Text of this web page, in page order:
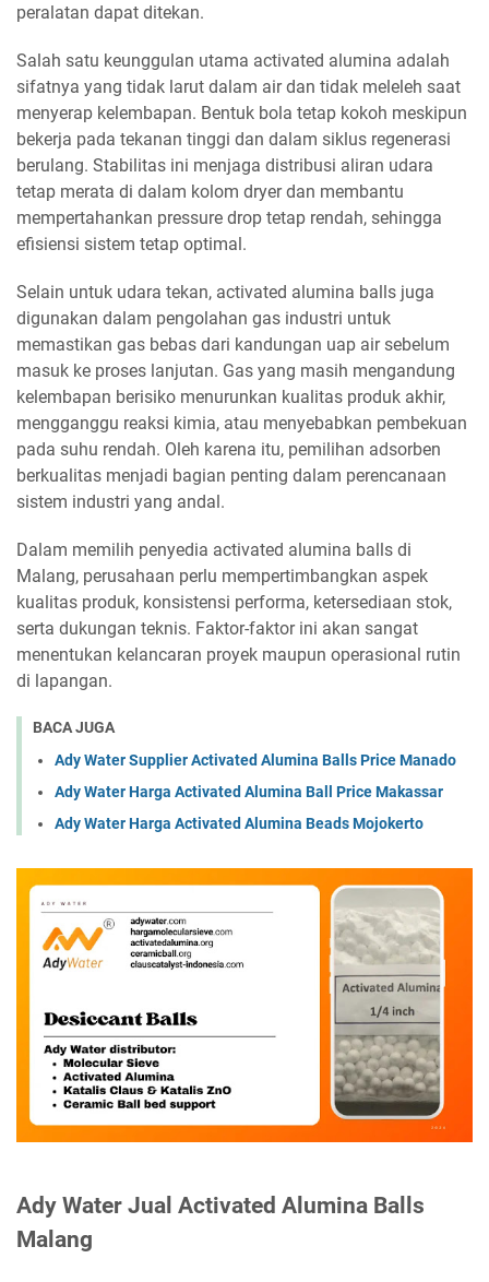
peralatan dapat ditekan.
Salah satu keunggulan utama activated alumina adalah
sifatnya yang tidak larut dalam air dan tidak meleleh saat
menyerap kelembapan. Bentuk bola tetap kokoh meskipun
bekerja pada tekanan tinggi dan dalam siklus regenerasi
berulang. Stabilitas ini menjaga distribusi aliran udara
tetap merata di dalam kolom dryer dan membantu
mempertahankan pressure drop tetap rendah, sehingga
efisiensi sistem tetap optimal.
Selain untuk udara tekan, activated alumina balls juga
digunakan dalam pengolahan gas industri untuk
memastikan gas bebas dari kandungan uap air sebelum
masuk ke proses lanjutan. Gas yang masih mengandung
kelembapan berisiko menurunkan kualitas produk akhir,
mengganggu reaksi kimia, atau menyebabkan pembekuan
pada suhu rendah. Oleh karena itu, pemilihan adsorben
berkualitas menjadi bagian penting dalam perencanaan
sistem industri yang andal.
Dalam memilih penyedia activated alumina balls di
Malang, perusahaan perlu mempertimbangkan aspek
kualitas produk, konsistensi performa, ketersediaan stok,
serta dukungan teknis. Faktor-faktor ini akan sangat
menentukan kelancaran proyek maupun operasional rutin
di lapangan.
BACA JUGA
Ady Water Supplier Activated Alumina Balls Price Manado
Ady Water Harga Activated Alumina Ball Price Makassar
Ady Water Harga Activated Alumina Beads Mojokerto
Ady Water Jual Activated Alumina Balls
Malang